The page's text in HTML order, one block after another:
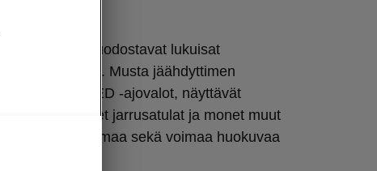
yleisilmeen muodostavat lukuisat
yksityiskohdat. Musta jäähdyttimen
logo, Matrix LED -ajovalot, näyttävät
punaiset jarrusatulat ja monet muut
itsevarmaa sekä voimaa huokuvaa